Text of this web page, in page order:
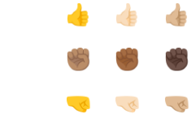
👍
👍🏻 👍🏼
✊🏽
✊🏾 ✊🏿
🤜
🤜🏻 🤜🏼